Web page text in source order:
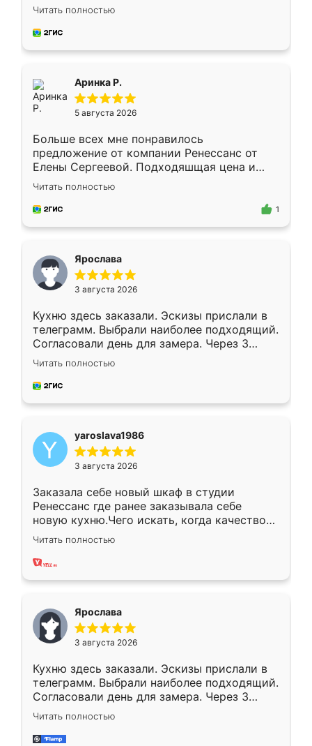
Замерщик приехал в субботу, подошёл к
делу со всей ответственностью. Собрали
за день, ребята работали аккуратно, даже
Читать полностью
Аринка Р.
5 августа 2026
Больше всех мне понравилось
предложение от компании Ренессанс от
Елены Сергеевой. Подходяшщая цена и
короткие сроки изготовления. Приехавший
для замера сотрудник Владислав
предложил по моему эскизу самый
Читать полностью
1
Ярослава
3 августа 2026
Кухню здесь заказали. Эскизы прислали в
телеграмм. Выбрали наиболее подходящий.
Согласовали день для замера. Через 3
недели кухня была уже готова. Остались
довольны работой. Спасибо Ренессанс
мебель за качественную работу!
Читать полностью
yaroslava1986
3 августа 2026
Заказала себе новый шкаф в студии
Ренессанс где ранее заказывала себе
новую кухню.Чего искать, когда качеством
вполне довольна. Служит кухня уже почти
два года, нареканий нет.
Читать полностью
Ярослава
3 августа 2026
Кухню здесь заказали. Эскизы прислали в
телеграмм. Выбрали наиболее подходящий.
Согласовали день для замера. Через 3
недели кухня была уже готова. Остались
довольны работой. Спасибо Ренессанс
мебель за качественную работу!
Читать полностью